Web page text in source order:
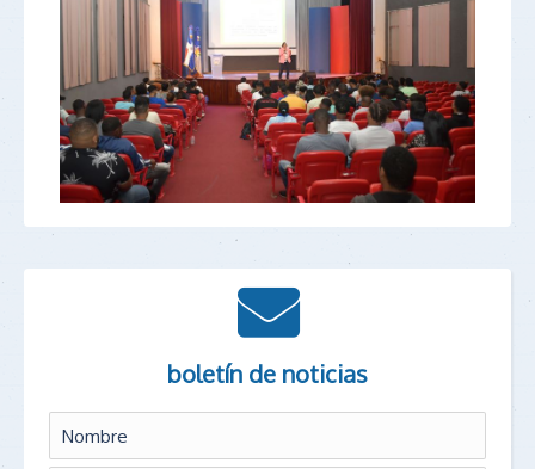
boletín de noticias